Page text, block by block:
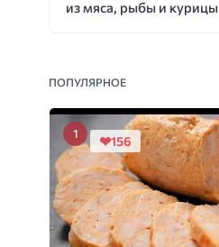
из мяса, рыбы и курицы
ПОПУЛЯРНОЕ
156